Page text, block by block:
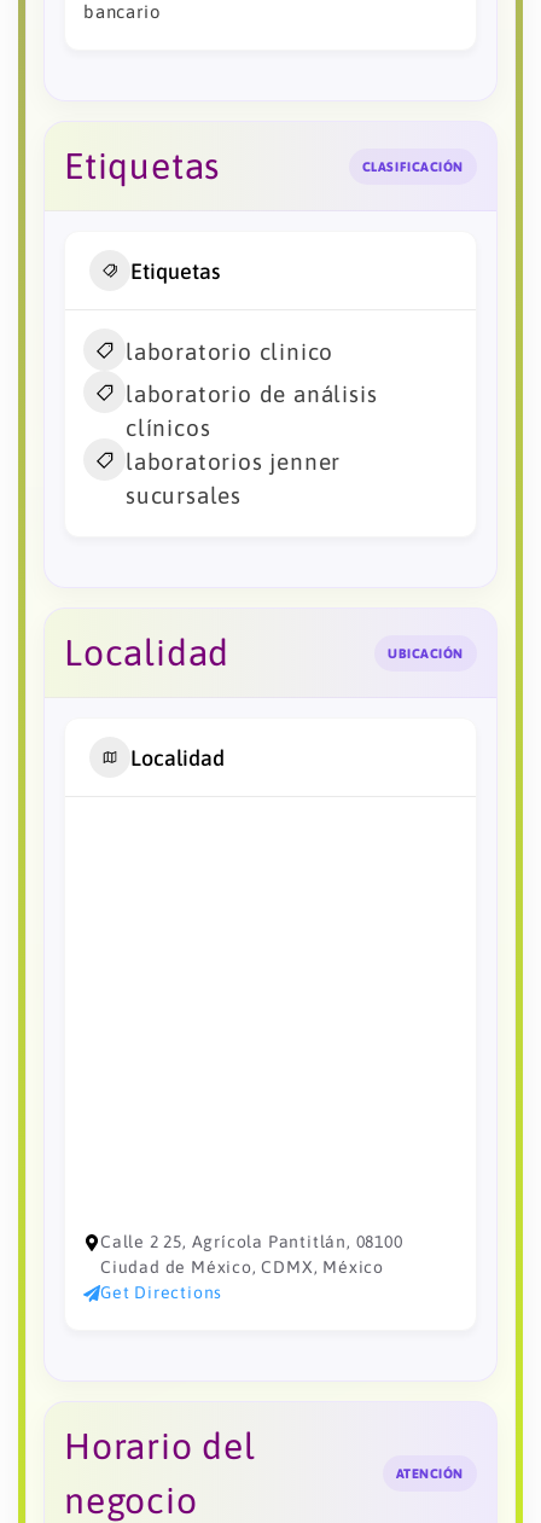
bancario
Etiquetas CLASIFICACIÓN
Etiquetas
laboratorio clinico
laboratorio de análisis
clínicos
laboratorios jenner
sucursales
Localidad UBICACIÓN
Localidad
Calle 2 25, Agrícola Pantitlán, 08100
Ciudad de México, CDMX, México
Get Directions
Horario del
negocio
ATENCIÓN